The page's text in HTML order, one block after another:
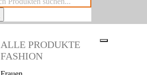
ALLE PRODUKTE
FASHION